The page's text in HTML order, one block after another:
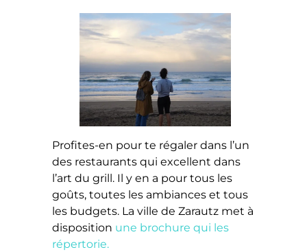
Profites-en pour te régaler dans l’un
des restaurants qui excellent dans
l’art du grill. Il y en a pour tous les
goûts, toutes les ambiances et tous
les budgets. La ville de Zarautz met à
disposition une brochure qui les
répertorie.